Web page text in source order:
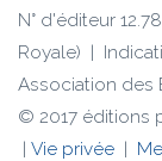
N° d'éditeur
Royale) |
Association des
© 2017 éditions
| Vie privée |